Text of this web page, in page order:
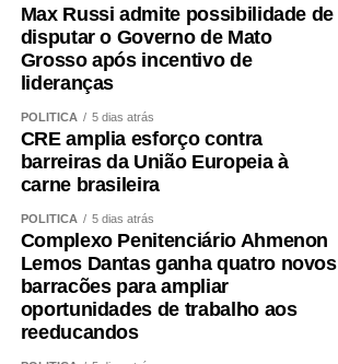
Max Russi admite possibilidade de
disputar o Governo de Mato
Grosso após incentivo de
lideranças
POLÍTICA 5 dias atrás
CRE amplia esforço contra
barreiras da União Europeia à
carne brasileira
POLÍTICA 5 dias atrás
Complexo Penitenciário Ahmenon
Lemos Dantas ganha quatro novos
barracões para ampliar
oportunidades de trabalho aos
reeducandos